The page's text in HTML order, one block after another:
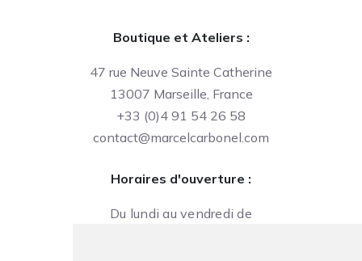
Boutique et Ateliers :
47 rue Neuve Sainte Catherine
13007 Marseille, France
+33 (0)4 91 54 26 58
contact@marcelcarbonel.com
Horaires d'ouverture :
Du lundi au vendredi de